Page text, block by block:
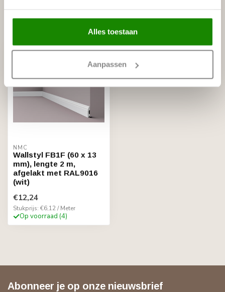
Alles toestaan
Aanpassen
NMC
Wallstyl FB1F (60 x 13
mm), lengte 2 m,
afgelakt met RAL9016
(wit)
€12,24
Stukprijs: €6,12 / Meter
Op voorraad (4)
Abonneer je op onze nieuwsbrief